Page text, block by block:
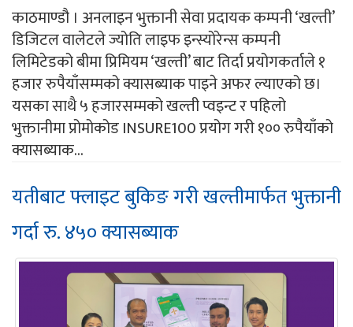
काठमाण्डौ । अनलाइन भुक्तानी सेवा प्रदायक कम्पनी ‘खल्ती’
डिजिटल वालेटले ज्योति लाइफ इन्स्योरेन्स कम्पनी
लिमिटेडको बीमा प्रिमियम ‘खल्ती’ बाट तिर्दा प्रयोगकर्ताले १
हजार रुपैयाँसम्मको क्यासब्याक पाइने अफर ल्याएको छ।
यसका साथै ५ हजारसम्मको खल्ती प्वइन्ट र पहिलो
भुक्तानीमा प्रोमोकोड INSURE100 प्रयोग गरी १०० रुपैयाँको
क्यासब्याक...
यतीबाट फ्लाइट बुकिङ गरी खल्तीमार्फत भुक्तानी
गर्दा रु. ४५० क्यासब्याक